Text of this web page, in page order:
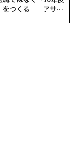
をつくる──アサイ